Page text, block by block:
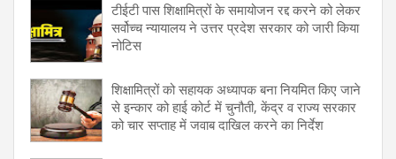
टीईटी पास शिक्षामित्रों के समायोजन रद्द करने को लेकर
सर्वोच्च न्यायालय ने उत्तर प्रदेश सरकार को जारी किया
नोटिस
शिक्षामित्रों को सहायक अध्यापक बना नियमित किए जाने
से इन्कार को हाई कोर्ट में चुनौती, केंद्र व राज्य सरकार
को चार सप्ताह में जवाब दाखिल करने का निर्देश